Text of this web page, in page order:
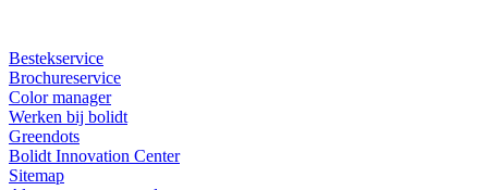
Bestekservice
Brochureservice
Color manager
Werken bij bolidt
Greendots
Bolidt Innovation Center
Sitemap